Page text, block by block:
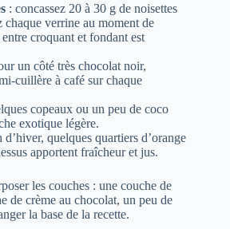
: concassez 20 à 30 g de noisettes
chaque verrine au moment de
croquant et fondant est
un côté très chocolat noir,
cuillère à café sur chaque
copeaux ou un peu de coco
exotique légère.
d’hiver, quelques quartiers d’orange
apportent fraîcheur et jus.
les couches : une couche de
de crème au chocolat, un peu de
la base de la recette.